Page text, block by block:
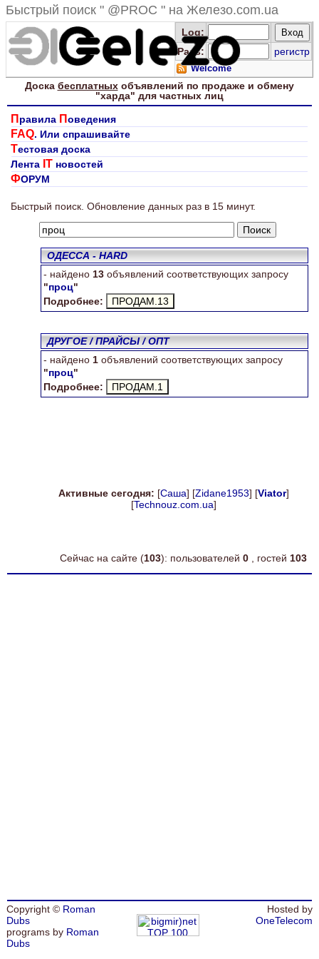
Быстрый поиск " @PROC " на Железо.com.ua
Log:
Pass:
регистр
Welcome
Доска бесплатныхобъявлений по продаже и обмену
"харда" для частных лиц
П равила Поведения
FAQ. Или спрашивайте
Тестовая доска
Лента IT новостей
ФОРУМ
Ищем "проц"
Быстрый поиск. Обновление данных раз в 15 минут.
ОДЕССА - HARD
- найдено 13 объявлений соответствующих запросу
"проц"
Подробнее:
ДРУГОЕ / ПРАЙСЫ / ОПТ
- найдено 1 объявлений соответствующих запросу
"проц"
Подробнее:
Активные сегодня: [Саша] [Zidane1953] [Viator]
[Technouz.com.ua]
Сейчас на сайте (103): пользователей 0 , гостей 103
Copyright © Roman
Dubs
programs by Roman
Dubs
Hosted by
OneTelecom